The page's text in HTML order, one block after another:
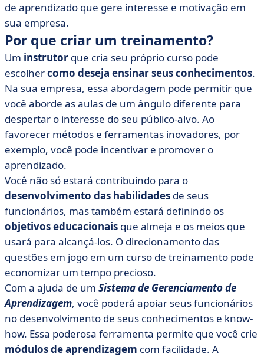
de aprendizado que gere interesse e motivação em
sua empresa.
Por que criar um treinamento?
Um instrutor que cria seu próprio curso pode
escolhercomo deseja ensinar seus conhecimentos.
Na sua empresa, essa abordagem pode permitir que
você aborde as aulas de um ângulo diferente para
despertar o interesse do seu público-alvo. Ao
favorecer métodos e ferramentas inovadores, por
exemplo, você pode incentivar e promover o
aprendizado.
Você não só estará contribuindo para o
desenvolvimento das habilidades de seus
funcionários, mas também estará definindo os
objetivos educacionais que almeja e os meios que
usará para alcançá-los. O direcionamento das
questões em jogo em um curso de treinamento pode
economizar um tempo precioso.
Com a ajuda de um Sistema de Gerenciamento de
Aprendizagem, você poderá apoiar seus funcionários
no desenvolvimento de seus conhecimentos e know-
how. Essa poderosa ferramenta permite que você crie
módulos de aprendizagem com facilidade. A